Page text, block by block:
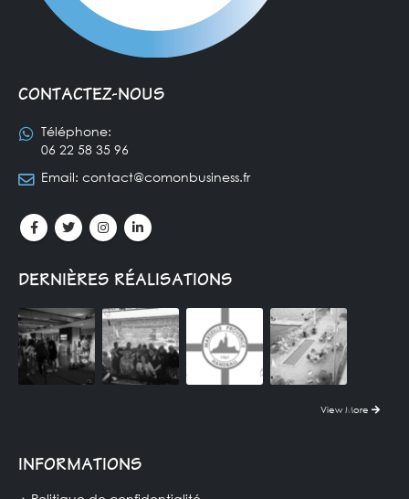
CONTACTEZ-NOUS
Téléphone:
06 22 58 35 96
Email: contact@comonbusiness.fr
DERNIÈRES RÉALISATIONS
View More
INFORMATIONS